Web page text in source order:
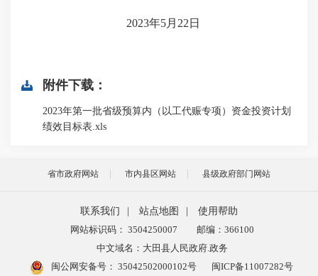
2023年5月 22 日
附件下载：
2023年第一批省级预算内（以工代赈专项）资金投资计划
绩效目标表.xls
省市政府网站 市内县区网站 县级政府部门网站
联系我们 站点地图
使用帮助
网站标识码： 3504250007
邮编：366100
中文域名：大田县人民政府.政务
闽公网安备号： 35042502000102号 闽ICP备11007282号